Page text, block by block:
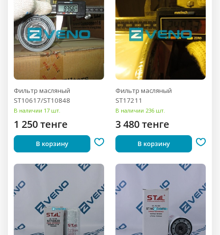
Фильтр масляный
ST10617/ST10848
В наличии 17 шт.
1 250 тенге
В корзину
Фильтр масляный
ST17211
В наличии 236 шт.
3 480 тенге
В корзину